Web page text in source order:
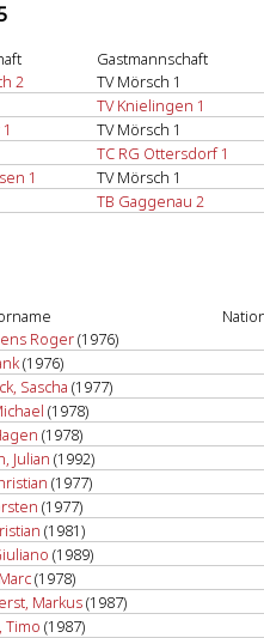
Gastmannschaft
2 TV Mörsch 1
TV Knielingen 1
TV Mörsch 1
TC RG Ottersdorf 1
1 TV Mörsch 1
TB Gaggenau 2
Roger(1976)
(1976)
Sascha (1977)
(1978)
(1978)
Julian (1992)
(1977)
(1977)
(1981)
(1989)
(1978)
Markus(1987)
Timo (1987)